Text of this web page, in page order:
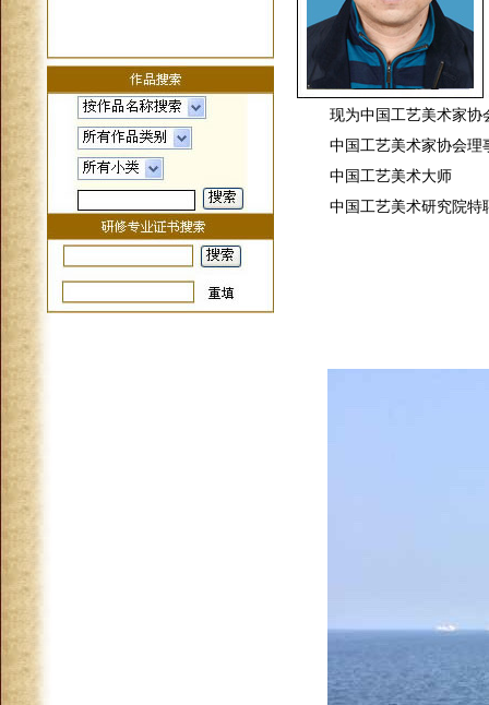
现为中国工艺美术家协
中国工艺美术家协会理
中国工艺美术大师
中国工艺美术研究院特